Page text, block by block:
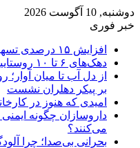
دوشنبه, 10 آگوست 2026
خبر فوری
افزایش ۱۵ درصدی تسهیلات دانشجویی
دهک‌های ۶ تا ۱۰ روستاییان مشمول پرداخت حق بیمه شدند
از دل آب تا میان
بر پیکر دهلران نشست
امیدی که هنوز در
داروسازان چگونه
می‌کنند؟
بحرانی بی‌صدا؛ چرا